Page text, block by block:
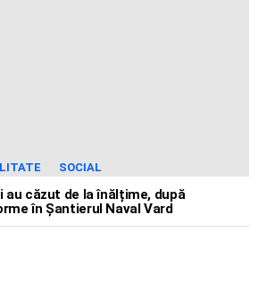
SOCIAL
au căzut de la înălțime, după
în Șantierul Naval Vard